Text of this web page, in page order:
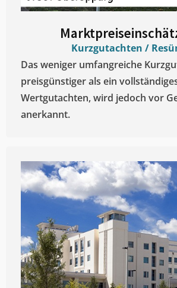
Kurzgutachten /
Das weniger umfangreiche
preisgünstiger als ein
Wertgutachten, wird jedoch vor
anerkannt.